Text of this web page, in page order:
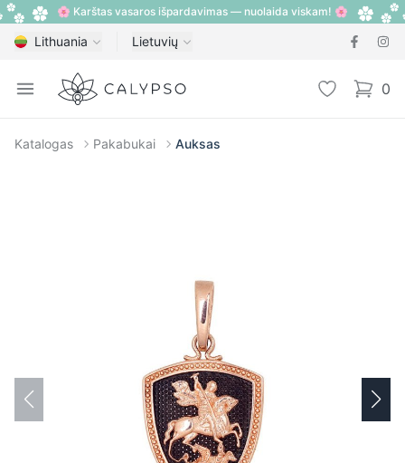
🌸 Karštas vasaros išpardavimas — nuolaida viskam! 🌸
Lithuania Lietuvių
Open menu
Calypso 0
items
Katalogas Pakabukai Auksas